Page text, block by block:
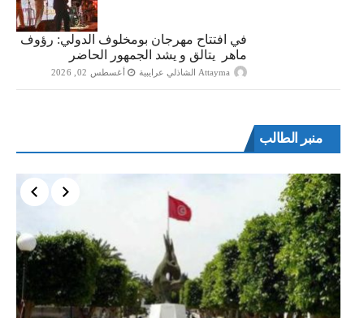
في افتتاح مهرجان بومخلوف الدولي: رؤوف
ماهر يتالق و يشد الجمهور الحاضر
Attayma الشاذلي عرايبية أغسطس 02, 2026
منبر الطالب